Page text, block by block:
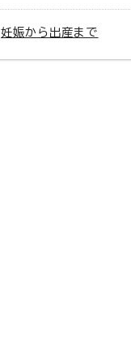
妊娠から出産まで